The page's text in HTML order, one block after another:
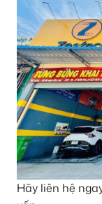
Hãy liên hệ